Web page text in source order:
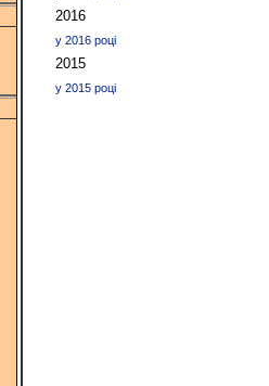
2016
у 2016 році
2015
у 2015 році